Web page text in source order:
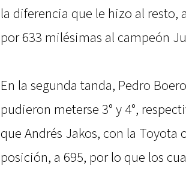
la diferencia que le hizo al resto,
por 633 milésimas al campeón
En la segunda tanda, Pedro
pudieron meterse 3° y 4°,
que Andrés Jakos, con la
posición, a 695, por lo que los